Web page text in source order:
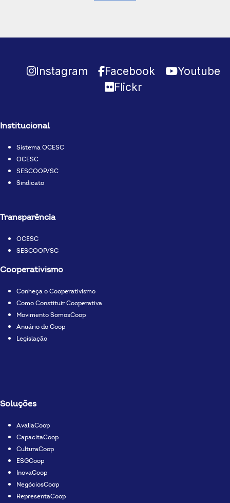
Instagram Facebook
Youtube
Flickr
Institucional
Sistema OCESC
OCESC
SESCOOP/SC
Sindicato
Transparência
OCESC
SESCOOP/SC
Cooperativismo
Conheça o Cooperativismo
Como Constituir Cooperativa
Movimento SomosCoop
Anuário do Coop
Legislação
Soluções
AvaliaCoop
CapacitaCoop
CulturaCoop
ESGCoop
InovaCoop
NegóciosCoop
RepresentaCoop